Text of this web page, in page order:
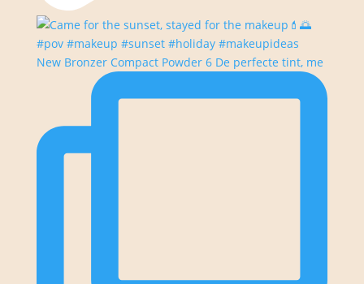
New Bronzer Compact Powder 6 De perfecte tint, me